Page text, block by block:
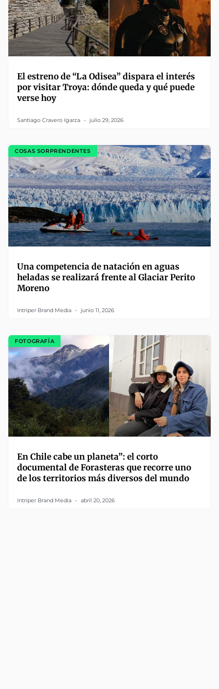
El estreno de “La Odisea” dispara el interés
por visitar Troya: dónde queda y qué puede
verse hoy
Santiago Cravero Igarza julio 29, 2026
COSAS SORPRENDENTES
Una competencia de natación en aguas
heladas se realizará frente al Glaciar Perito
Moreno
Intriper Brand Media junio 11, 2026
FOTOGRAFÍA
En Chile cabe un planeta”: el corto
documental de Forasteras que recorre uno
de los territorios más diversos del mundo
Intriper Brand Media abril 20, 2026